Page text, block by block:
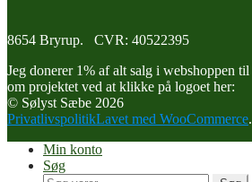
8654 Bryrup. CVR: 40522395
Jeg donerer 1% af alt salg i webshoppen
om projektet ved at klikke på logoet her:
© Sølyst Sæbe 2026
PrivatlivspolitikLavet med WooCommerce.
Min konto
Søg